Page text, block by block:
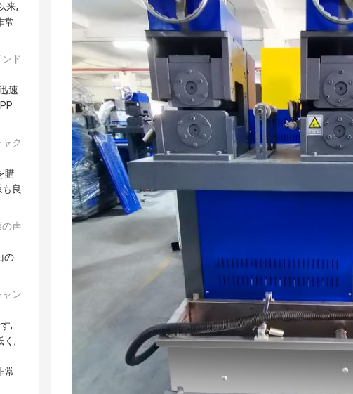
来,
常
ド
速
ク
購
良
声
の
ン
,
く,
常